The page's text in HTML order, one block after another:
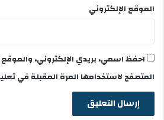
الموقع الإلكتروني
احفظ اسمي، بريدي الإلكتروني،
المتصفح لاستخدامها المرة المقبلة في